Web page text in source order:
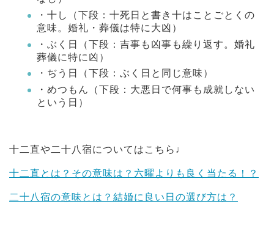
・十し（下段：十死日と書き十はことごとくの
意味。婚礼・葬儀は特に大凶）
・ぶく日（下段：吉事も凶事も繰り返す。婚礼
葬儀に特に凶）
・ぢう日（下段：ぶく日と同じ意味）
・めつもん（下段：大悪日で何事も成就しない
という日）
十二直や二十八宿についてはこちら♩
十二直とは？その意味は？六曜よりも良く当たる！？
二十八宿の意味とは？結婚に良い日の選び方は？